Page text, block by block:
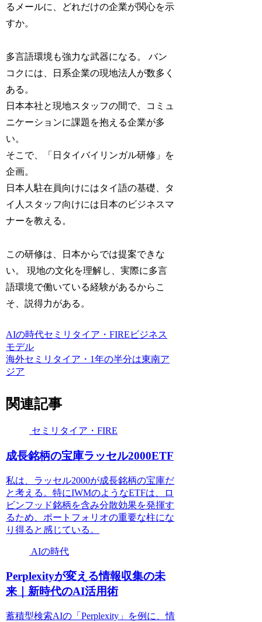
るメールに、どれだけの企業が関心を示
すか。
多言語環境も強力な武器になる。 バン
コクには、日系企業の現地法人が数多く
ある。
日本本社と現地スタッフの間で、コミュ
ニケーションに課題を抱える企業が多
い。
そこで、「日タイバイリンガル研修」を
企画。
日本人駐在員向けにはタイ語の基礎、タ
イ人スタッフ向けには日本のビジネスマ
ナーを教える。
この研修は、日本からでは提案できな
い。 現地の文化を理解し、実際に多言
語環境で働いている経験があるからこ
そ、説得力がある。
AIの時代セミリタイア・FIRE ビジネス
モデル
海外セミリタイア・1年の半分は東南ア
ジア
関連記事
セミリタイア・FIRE
成長銘柄の宝庫ラッセル2000ETF
私は、ラッセル2000が成長銘柄の宝庫だ
と考える。特にIWMのようなETFは、ロ
ビンフッド銘柄を含み分散効果を発揮す
るため、ポートフォリオの重要な柱にな
り得ると感じている。
AIの時代
Perplexityが変える情報収集の未
来｜新時代のAI活用術
蓄積型検索AIの「Perplexity」を例に、情